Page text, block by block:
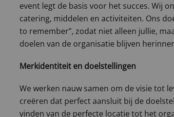
event legt de basis voor het succes. Wij
catering, middelen en activiteiten. Ons
to remember”, zodat niet alleen jullie,
doelen van de organisatie blijven
Merkidentiteit en doelstellingen
We werken nauw samen om de visie tot
creëren dat perfect aansluit bij de
vinden van de perfecte locatie tot het